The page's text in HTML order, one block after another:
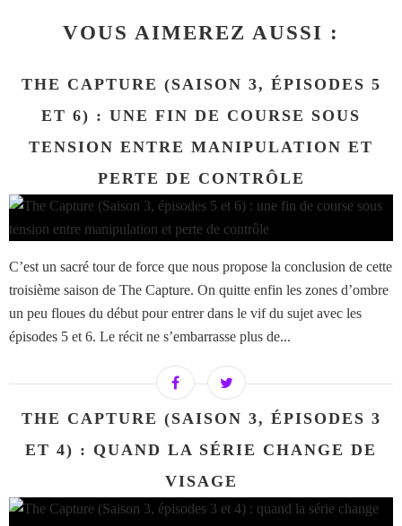
VOUS AIMEREZ AUSSI :
THE CAPTURE (SAISON 3, ÉPISODES 5
ET 6) : UNE FIN DE COURSE SOUS
TENSION ENTRE MANIPULATION ET
PERTE DE CONTRÔLE
C’est un sacré tour de force que nous propose la conclusion de cette
troisième saison de The Capture. On quitte enfin les zones d’ombre
un peu floues du début pour entrer dans le vif du sujet avec les
épisodes 5 et 6. Le récit ne s’embarrasse plus de...
THE CAPTURE (SAISON 3, ÉPISODES 3
ET 4) : QUAND LA SÉRIE CHANGE DE
VISAGE